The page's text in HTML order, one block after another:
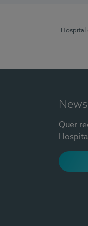
Hospital
Quer